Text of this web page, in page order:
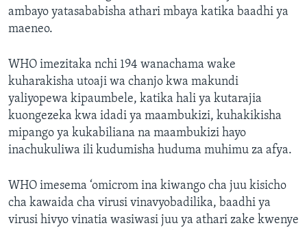
ambayo yatasababisha athari mbaya katika baadhi ya
maeneo.
WHO imezitaka nchi 194 wanachama wake
kuharakisha utoaji wa chanjo kwa makundi
yaliyopewa kipaumbele, katika hali ya kutarajia
kuongezeka kwa idadi ya maambukizi, kuhakikisha
mipango ya kukabiliana na maambukizi hayo
inachukuliwa ili kudumisha huduma muhimu za afya.
WHO imesema ‘omicrom ina kiwango cha juu kisicho
cha kawaida cha virusi vinavyobadilika, baadhi ya
virusi hivyo vinatia wasiwasi juu ya athari zake kwenye